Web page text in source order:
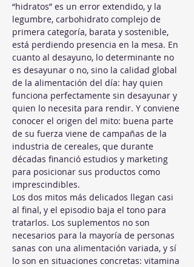
“hidratos” es un error extendido, y la
legumbre, carbohidrato complejo de
primera categoría, barata y sostenible,
está perdiendo presencia en la mesa. En
cuanto al desayuno, lo determinante no
es desayunar o no, sino la calidad global
de la alimentación del día: hay quien
funciona perfectamente sin desayunar y
quien lo necesita para rendir. Y conviene
conocer el origen del mito: buena parte
de su fuerza viene de campañas de la
industria de cereales, que durante
décadas financió estudios y marketing
para posicionar sus productos como
imprescindibles.
Los dos mitos más delicados llegan casi
al final, y el episodio baja el tono para
tratarlos. Los suplementos no son
necesarios para la mayoría de personas
sanas con una alimentación variada, y sí
lo son en situaciones concretas: vitamina